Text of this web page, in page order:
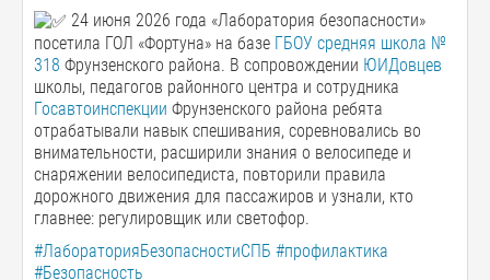
24 июня 2026 года «Лаборатория безопасности»
посетила ГОЛ «Фортуна» на базе ГБОУ средняя школа №
318 Фрунзенского района. В сопровождении ЮИДовцев
школы, педагогов районного центра и сотрудника
Госавтоинспекции Фрунзенского района ребята
отрабатывали навык спешивания, соревновались во
внимательности, расширили знания о велосипеде и
снаряжении велосипедиста, повторили правила
дорожного движения для пассажиров и узнали, кто
главнее: регулировщик или светофор.
#ЛабораторияБезопасностиСПБ #профилактика
#Безопасность